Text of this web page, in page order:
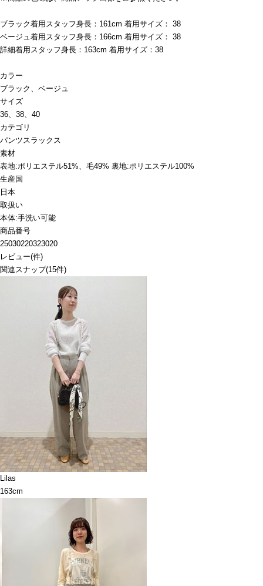
ブラック着用スタッフ身長：161cm 着用サイズ： 38
ベージュ着用スタッフ身長：166cm 着用サイズ： 38
詳細着用スタッフ身長：163cm 着用サイズ：38
カラー
ブラック、ベージュ
サイズ
36、38、40
カテゴリ
パンツスラックス
素材
表地:ポリエステル51%、毛49% 裏地:ポリエステル100%
生産国
日本
取扱い
本体:手洗い可能
商品番号
25030220323020
レビュー(件)
関連スナップ(15件)
Lilas
163cm